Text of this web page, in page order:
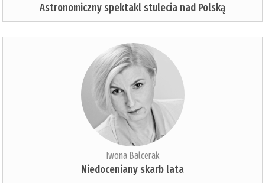
Astronomiczny spektakl stulecia nad Polską
Iwona Balcerak
Niedoceniany skarb lata